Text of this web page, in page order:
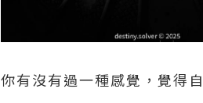
你有沒有過一種感覺，覺得